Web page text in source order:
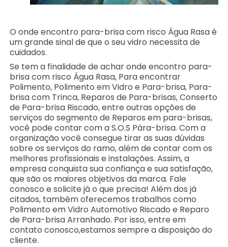
O onde encontro para-brisa com risco Água Rasa é
um grande sinal de que o seu vidro necessita de
cuidados.
Se tem a finalidade de achar onde encontro para-
brisa com risco Água Rasa, Para encontrar
Polimento, Polimento em Vidro e Para-brisa, Para-
brisa com Trinca, Reparos de Para-brisas, Conserto
de Para-brisa Riscado, entre outras opções de
serviços do segmento de Reparos em para-brisas,
você pode contar com a S.O.S Pára-brisa. Com a
organização você consegue tirar as suas dúvidas
sobre os serviços do ramo, além de contar com os
melhores profissionais e instalações. Assim, a
empresa conquista sua confiança e sua satisfação,
que são os maiores objetivos da marca. Fale
conosco e solicite já o que precisa! Além dos já
citados, também oferecemos trabalhos como
Polimento em Vidro Automotivo Riscado e Reparo
de Para-brisa Arranhado. Por isso, entre em
contato conosco,estamos sempre a disposição do
cliente.